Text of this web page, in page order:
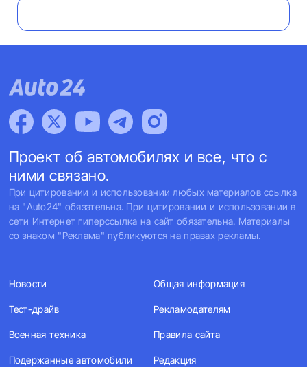
Проект об автомобилях и все, что с
ними связано.
При цитировании и использовании любых материалов ссылка
на "Auto24" обязательна. При цитировании и использовании в
сети Интернет гиперссылка на сайт обязательна. Материалы
со знаком "Реклама" публикуются на правах рекламы.
Новости
Тест-драйв
Военная техника
Подержанные автомобили
Общая информация
Рекламодателям
Правила сайта
Редакция